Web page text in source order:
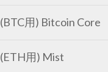
(BTC用) Bitcoin Core
(ETH用) Mist